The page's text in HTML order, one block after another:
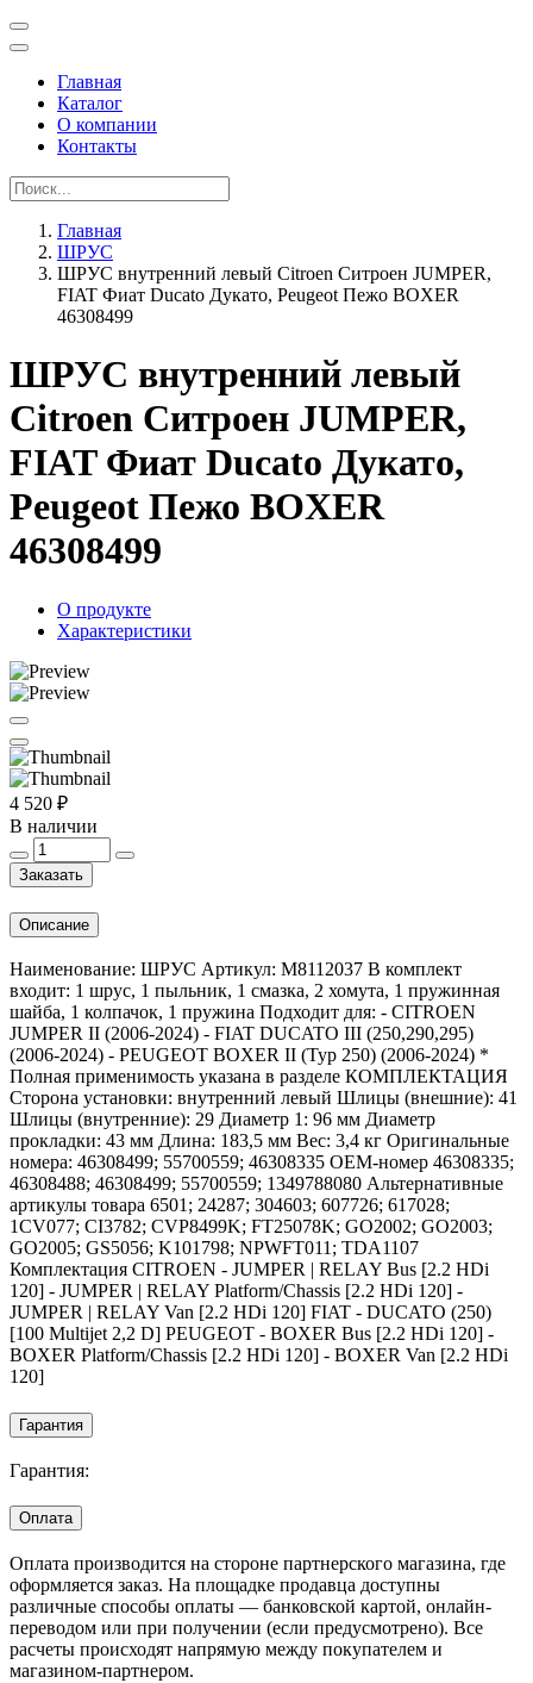
Главная
Каталог
О компании
Контакты
Главная
ШРУС
ШРУС внутренний левый Citroen Ситроен JUMPER,
FIAT Фиат Ducato Дукато, Peugeot Пежо BOXER
46308499
ШРУС внутренний левый
Citroen Ситроен JUMPER,
FIAT Фиат Ducato Дукато,
Peugeot Пежо BOXER
46308499
О продукте
Характеристики
4 520 ₽
В наличии
Заказать
Описание
Наименование: ШРУС Артикул: M8112037 В комплект
входит: 1 шрус, 1 пыльник, 1 смазка, 2 хомута, 1 пружинная
шайба, 1 колпачок, 1 пружина Подходит для: - CITROEN
JUMPER II (2006-2024) - FIAT DUCATO III (250,290,295)
(2006-2024) - PEUGEOT BOXER II (Typ 250) (2006-2024) *
Полная применимость указана в разделе КОМПЛЕКТАЦИЯ
Сторона установки: внутренний левый Шлицы (внешние): 41
Шлицы (внутренние): 29 Диаметр 1: 96 мм Диаметр
прокладки: 43 мм Длина: 183,5 мм Вес: 3,4 кг Оригинальные
номера: 46308499; 55700559; 46308335 OEM-номер 46308335;
46308488; 46308499; 55700559; 1349788080 Альтернативные
артикулы товара 6501; 24287; 304603; 607726; 617028;
1CV077; CI3782; CVP8499K; FT25078K; GO2002; GO2003;
GO2005; GS5056; K101798; NPWFT011; TDA1107
Комплектация CITROEN - JUMPER | RELAY Bus [2.2 HDi
120] - JUMPER | RELAY Platform/Chassis [2.2 HDi 120] -
JUMPER | RELAY Van [2.2 HDi 120] FIAT - DUCATO (250)
[100 Multijet 2,2 D] PEUGEOT - BOXER Bus [2.2 HDi 120] -
BOXER Platform/Chassis [2.2 HDi 120] - BOXER Van [2.2 HDi
120]
Гарантия
Гарантия:
Оплата
Оплата производится на стороне партнерского магазина, где
оформляется заказ. На площадке продавца доступны
различные способы оплаты — банковской картой, онлайн-
переводом или при получении (если предусмотрено). Все
расчеты происходят напрямую между покупателем и
магазином-партнером.